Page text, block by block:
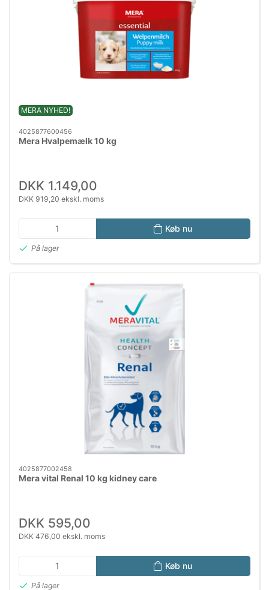
MERA NYHED!
4025877600456
Mera Hvalpemælk 10 kg
DKK 1.149,00
DKK 919,20 ekskl. moms
Køb nu
På lager
4025877002458
Mera vital Renal 10 kg kidney care
DKK 595,00
DKK 476,00 ekskl. moms
Køb nu
På lager